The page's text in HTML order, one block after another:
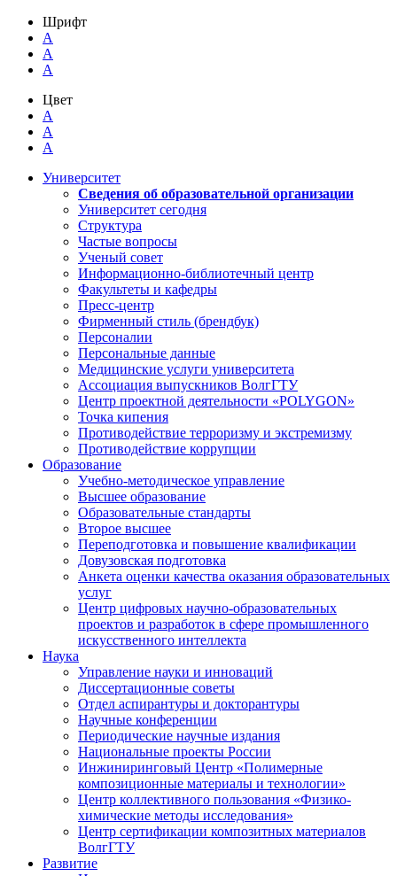
Шрифт
A
A
A
Цвет
A
A
A
Университет
Сведения об образовательной организации
Университет сегодня
Структура
Частые вопросы
Ученый совет
Информационно-библиотечный центр
Факультеты и кафедры
Пресс-центр
Фирменный стиль (брендбук)
Персоналии
Персональные данные
Медицинские услуги университета
Ассоциация выпускников ВолгГТУ
Центр проектной деятельности «POLYGON»
Точка кипения
Противодействие терроризму и экстремизму
Противодействие коррупции
Образование
Учебно-методическое управление
Высшее образование
Образовательные стандарты
Второе высшее
Переподготовка и повышение квалификации
Довузовская подготовка
Анкета оценки качества оказания образовательных
услуг
Центр цифровых научно-образовательных
проектов и разработок в сфере промышленного
искусственного интеллекта
Наука
Управление науки и инноваций
Диссертационные советы
Отдел аспирантуры и докторантуры
Научные конференции
Периодические научные издания
Национальные проекты России
Инжиниринговый Центр «Полимерные
композиционные материалы и технологии»
Центр коллективного пользования «Физико-
химические методы исследования»
Центр сертификации композитных материалов
ВолгГТУ
Развитие